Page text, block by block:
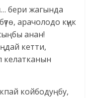
бери жагында
арачолодо күңк
анан!
кетти,
келатканын
койбодуңбу,